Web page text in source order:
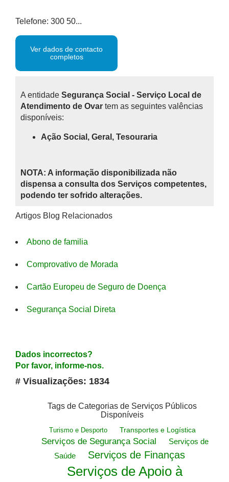
Telefone: 300 50...
Ver dados de contacto
completos
A entidade Segurança Social - Serviço Local de
Atendimento de Ovar tem as seguintes valências
disponíveis:
Ação Social, Geral, Tesouraria
NOTA: A informação disponibilizada não
dispensa a consulta dos Serviços competentes,
podendo ter sofrido alterações.
Artigos Blog Relacionados
Abono de familia
Comprovativo de Morada
Cartão Europeu de Seguro de Doença
Segurança Social Direta
Dados incorrectos?
Por favor, informe-nos.
# Visualizações: 1834
Tags de Categorias de Serviços Públicos
Disponíveis
Turismo e Desporto Transportes e Logística
Serviços de Segurança Social
Serviços de
Saúde
Serviços de Finanças
Serviços de Apoio à